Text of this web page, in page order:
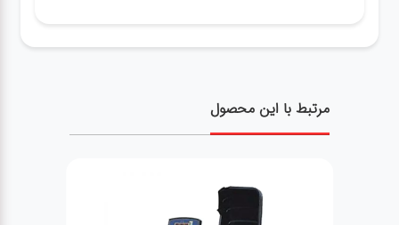
مرتبط با این محصول